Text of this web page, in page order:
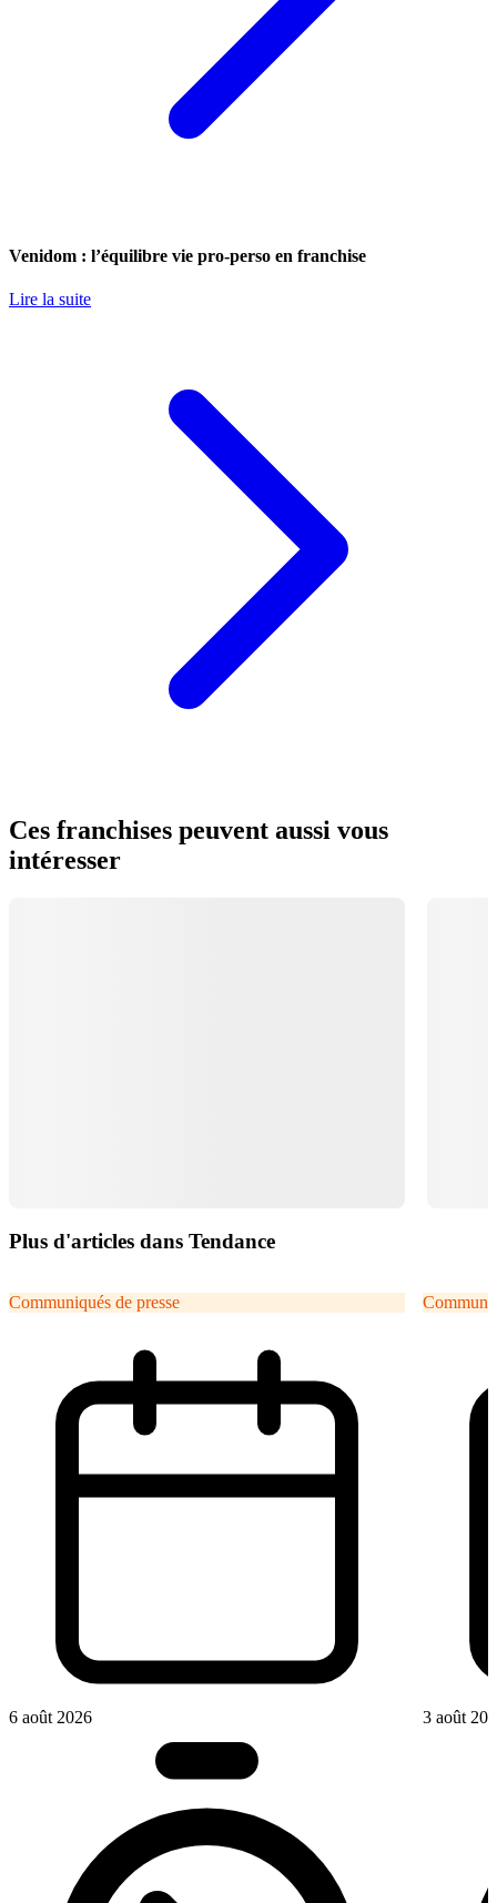
Venidom : l’équilibre vie pro-perso en franchise
Lire la suite
Ces franchises peuvent aussi vous
intéresser
Plus d'articles dans Tendance
Communiqués de presse
6 août 2026 3 août